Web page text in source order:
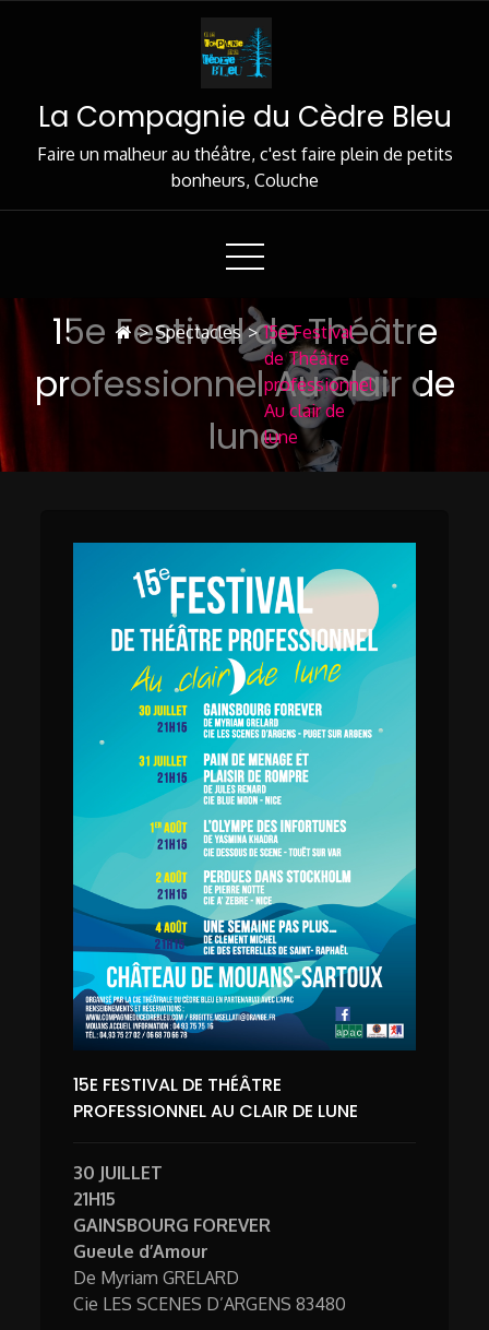
La Compagnie du Cèdre Bleu
Faire un malheur au théâtre, c'est faire plein de petits
bonheurs, Coluche
15e Festival de Théâtre
professionnel Au clair de
lune
> Spectacles > 15e Festival
de Théâtre
professionnel
Au clair de
lune
15E FESTIVAL DE THÉÂTRE
PROFESSIONNEL AU CLAIR DE LUNE
30 JUILLET
21H15
GAINSBOURG FOREVER
Gueule d’Amour
De Myriam GRELARD
Cie LES SCENES D’ARGENS 83480